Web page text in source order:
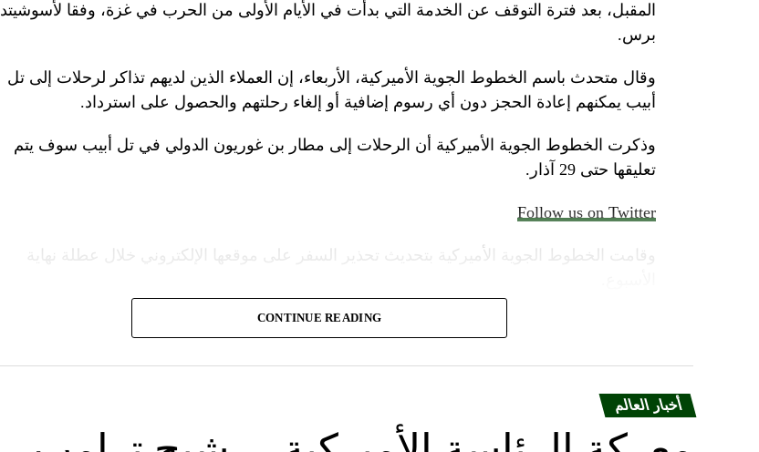
المقبل، بعد فترة التوقف عن الخدمة التي بدأت في الأيام الأولى من الحرب في غزة، وفقا لأسوشيتد
برس.
وقال متحدث باسم الخطوط الجوية الأميركية، الأربعاء، إن العملاء الذين لديهم تذاكر لرحلات إلى تل
أبيب يمكنهم إعادة الحجز دون أي رسوم إضافية أو إلغاء رحلتهم والحصول على استرداد.
وذكرت الخطوط الجوية الأميركية أن الرحلات إلى مطار بن غوريون الدولي في تل أبيب سوف يتم
تعليقها حتى 29 آذار.
Follow us on Twitter
وقامت الخطوط الجوية الأميركية بتحديث تحذير السفر على موقعها الإلكتروني خلال عطلة نهاية
وأضاف المتحدث “سنواصل العمل بشكل وثيق مع شركات الطيران الشريكة لمساعدة العملاء
أوقفت شركة يونايتد إيرلاينز خدماتها إلى أجل غير مسمى.
CONTINUE READING
أخبار العالم